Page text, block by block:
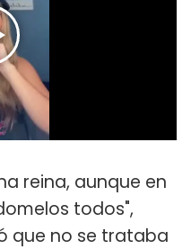
reina, aunque en
todos",
que no se trataba